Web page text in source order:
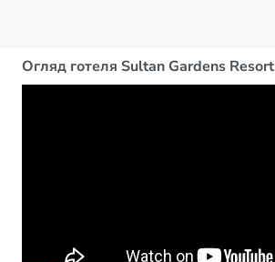
Огляд готеля Sultan Gardens Resort